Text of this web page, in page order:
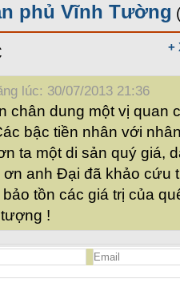
phủ Vĩnh Tường
+
lúc: 30/07/2013 21:36
chân dung một vị quan
bậc tiền nhân với
ta một di sản quý giá,
ơn anh Đại đã khảo cứu
tồn các giá trị của
!